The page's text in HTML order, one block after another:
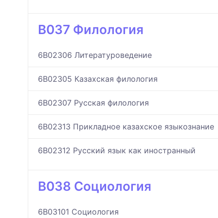
B037 Филология
6B02306 Литературоведение
6B02305 Казахская филология
6B02307 Русская филология
6B02313 Прикладное казахское языкознание
6B02312 Русский язык как иностранный
B038 Социология
6B03101 Социология